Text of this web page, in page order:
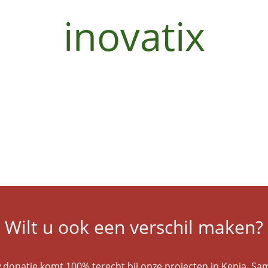
inovatix
Wilt u ook een verschil maken?